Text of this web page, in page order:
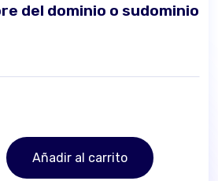
del dominio o sudominio
Añadir al carrito